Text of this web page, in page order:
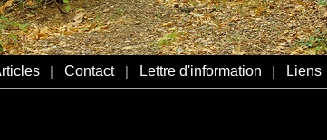
Contact Lettre d'information Liens